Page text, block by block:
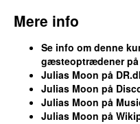
Mere info
Se info om denne
gæsteoptrædener på
Julias Moon på
Julias Moon på
Julias Moon på
Julias Moon på